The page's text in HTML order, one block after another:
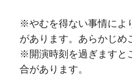
※やむを得ない事情によ
があります。あらかじめ
※開演時刻を過ぎますと
合があります。